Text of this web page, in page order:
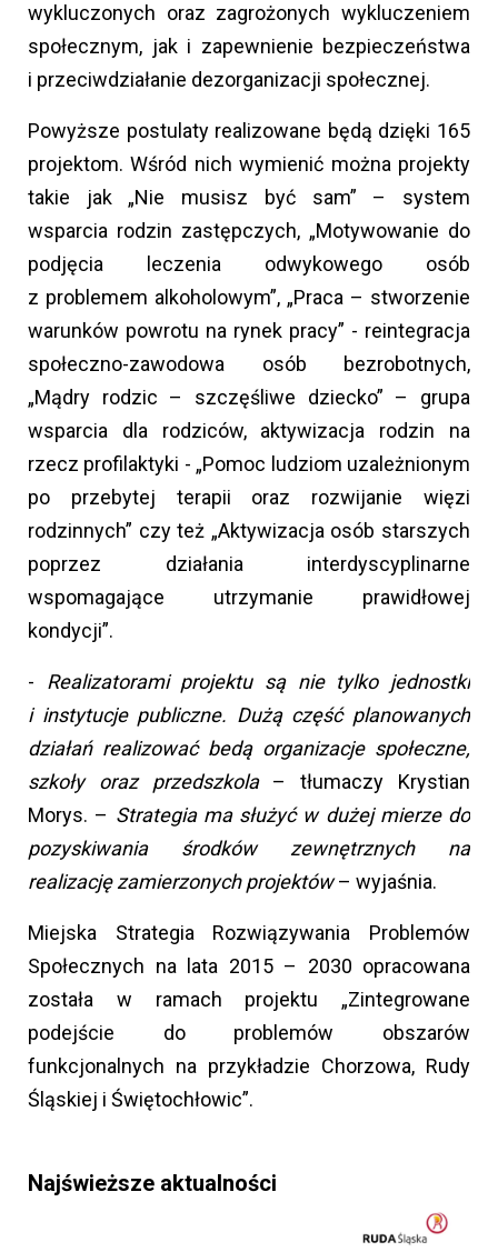
wykluczonych oraz zagrożonych wykluczeniem
społecznym, jak i zapewnienie bezpieczeństwa
i przeciwdziałanie dezorganizacji społecznej.
Powyższe postulaty realizowane będą dzięki 165
projektom. Wśród nich wymienić można projekty
takie jak „Nie musisz być sam” – system
wsparcia rodzin zastępczych, „Motywowanie do
podjęcia leczenia odwykowego osób
z problemem alkoholowym”, „Praca – stworzenie
warunków powrotu na rynek pracy” - reintegracja
społeczno-zawodowa osób bezrobotnych,
„Mądry rodzic – szczęśliwe dziecko” – grupa
wsparcia dla rodziców, aktywizacja rodzin na
rzecz profilaktyki - „Pomoc ludziom uzależnionym
po przebytej terapii oraz rozwijanie więzi
rodzinnych” czy też „Aktywizacja osób starszych
poprzez działania interdyscyplinarne
wspomagające utrzymanie prawidłowej
kondycji”.
- Realizatorami projektu są nie tylko jednostki
i instytucje publiczne. Dużą część planowanych
działań realizować bedą organizacje społeczne,
szkoły oraz przedszkola– tłumaczy Krystian
Morys. – Strategia ma służyć w dużej mierze do
pozyskiwania środków zewnętrznych na
realizację zamierzonych projektów– wyjaśnia.
Miejska Strategia Rozwiązywania Problemów
Społecznych na lata 2015 – 2030 opracowana
została w ramach projektu „Zintegrowane
podejście do problemów obszarów
funkcjonalnych na przykładzie Chorzowa, Rudy
Śląskiej i Świętochłowic”.
Najświeższe aktualności